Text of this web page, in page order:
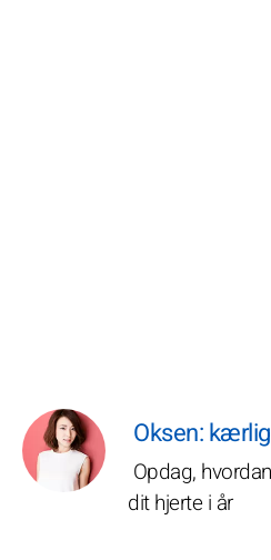
Oksen:
Opdag,
dit hjerte i år